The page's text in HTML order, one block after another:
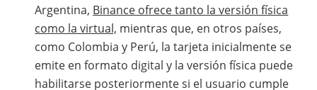
Argentina, Binance ofrece tanto la versión física
como la virtual, mientras que, en otros países,
como Colombia y Perú, la tarjeta inicialmente se
emite en formato digital y la versión física puede
habilitarse posteriormente si el usuario cumple